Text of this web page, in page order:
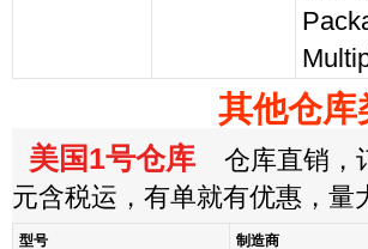
其他仓库
美国1号仓库 仓库直销，
元含税运，有单就有优惠，量
型号 制造商